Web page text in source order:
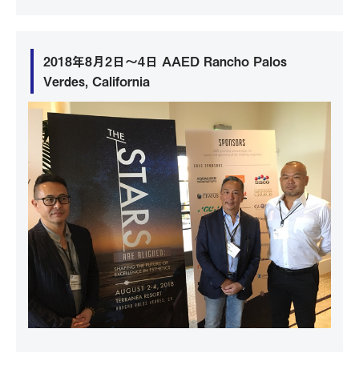
2018年8月2日～4日 AAED Rancho Palos
Verdes, California